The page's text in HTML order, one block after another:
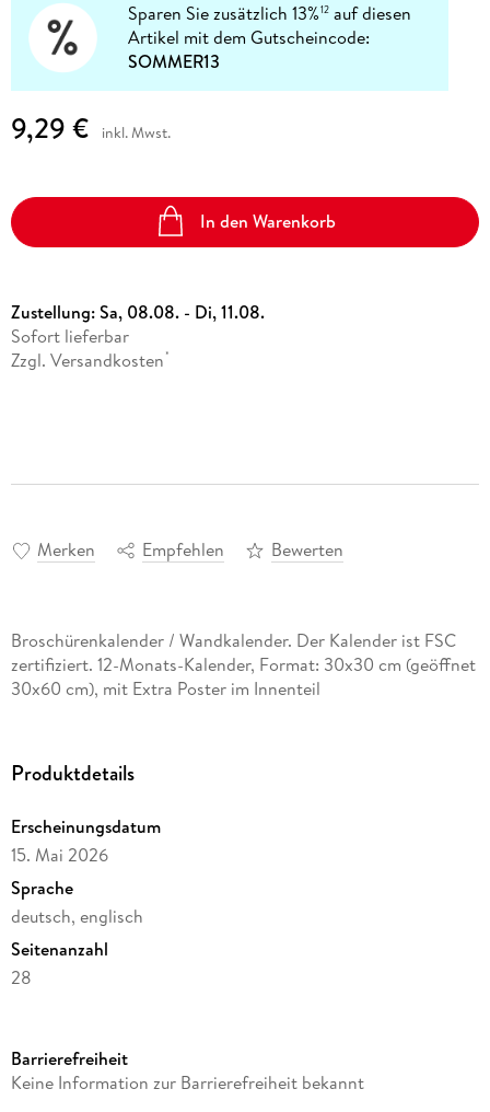
Sparen Sie zusätzlich 13%12 auf diesen
Artikel mit dem Gutscheincode:
SOMMER13
9,29 € inkl. Mwst.
In den Warenkorb
Zustellung:Sa, 08.08. - Di, 11.08.
Sofort lieferbar
Zzgl. Versandkosten *
Merken Empfehlen Bewerten
Broschürenkalender / Wandkalender. Der Kalender ist FSC
zertifiziert. 12-Monats-Kalender, Format: 30x30 cm (geöffnet
30x60 cm), mit Extra Poster im Innenteil
Produktdetails
Erscheinungsdatum
15. Mai 2026
Sprache
deutsch, englisch
Seitenanzahl
28
Verlag/Hersteller
Barrierefreiheit
Keine Information zur Barrierefreiheit bekannt